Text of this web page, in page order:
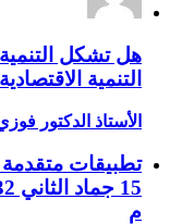
هل تشكل
التنمية
الأستاذ الدكتور
م